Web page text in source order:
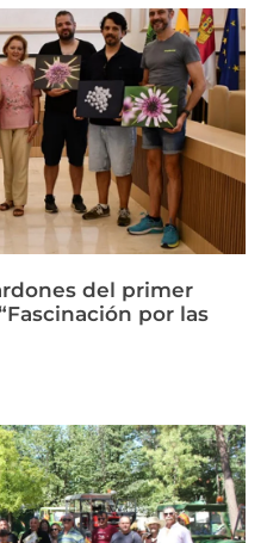
del primer
por las